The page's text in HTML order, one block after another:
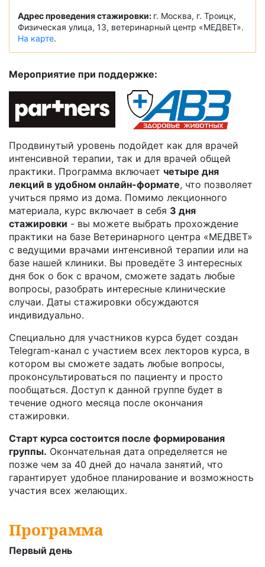
Адрес проведения стажировки: г. Москва, г. Троицк,
Физическая улица, 13, ветеринарный центр «МЕДВЕТ».
На карте.
Мероприятие при поддержке:
Продвинутый уровень подойдет как для врачей
интенсивной терапии, так и для врачей общей
практики. Программа включает четыре дня
лекций в удобном онлайн-формате, что позволяет
учиться прямо из дома. Помимо лекционного
материала, курс включает в себя 3 дня
стажировки - вы можете выбрать прохождение
практики на базе Ветеринарного центра «МЕДВЕТ»
с ведущими врачами интенсивной терапии или на
базе нашей клиники. Вы проведёте 3 интересных
дня бок о бок с врачом, сможете задать любые
вопросы, разобрать интересные клинические
случаи. Даты стажировки обсуждаются
индивидуально.
Специально для участников курса будет создан
Telegram-канал с участием всех лекторов курса, в
котором вы сможете задать любые вопросы,
проконсультироваться по пациенту и просто
пообщаться. Доступ к данной группе будет в
течение одного месяца после окончания
стажировки.
Старт курса состоится после формирования
группы. Окончательная дата определяется не
позже чем за 40 дней до начала занятий, что
гарантирует удобное планирование и возможность
участия всех желающих.
Программа
Первый день